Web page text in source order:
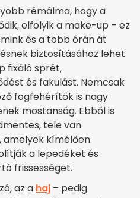
rémálma, hogy a
elfolyik a make-up – ez
és a több órán át
biztosításához lehet
fixáló sprét,
és fakulást. Nemcsak
fogfehérítők is nagy
mostanság. Ebből is
tele van
amelyek kímélően
a lepedéket és
frissességet.
az a haj – pedig